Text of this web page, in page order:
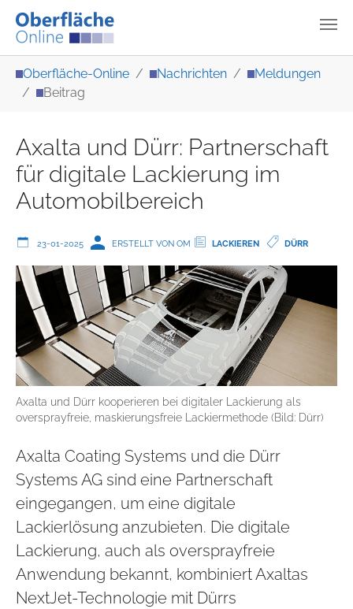
Oberfläche-Online Nachrichten
Meldungen
Beitrag
Axalta und Dürr: Partnerschaft
für digitale Lackierung im
Automobilbereich
23-01-2025 ERSTELLT VON OM LACKIEREN DÜRR
Axalta und Dürr kooperieren bei digitaler Lackierung als
oversprayfreie, maskierungsfreie Lackiermethode (Bild: Dürr)
Axalta Coating Systems und die Dürr
Systems AG sind eine Partnerschaft
eingegangen, um eine digitale
Lackierlösung anzubieten. Die digitale
Lackierung, auch als oversprayfreie
Anwendung bekannt, kombiniert Axaltas
NextJet-Technologie mit Dürrs